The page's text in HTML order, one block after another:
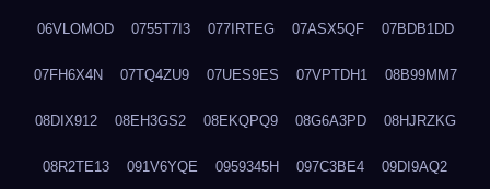
06VLOMOD 0755T7I3 077IRTEG 07ASX5QF 07BDB1DD
07FH6X4N 07TQ4ZU9 07UES9ES 07VPTDH1 08B99MM7
08DIX912 08EH3GS2 08EKQPQ9 08G6A3PD 08HJRZKG
08R2TE13 091V6YQE 0959345H 097C3BE4 09DI9AQ2